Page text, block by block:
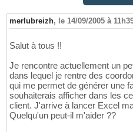
merlubreizh, le 14/09/2005 à
Salut à tous !!
Je rencontre actuellement un
dans lequel je rentre des
qui me permet de générer une
souhaiterais afficher dans les
client. J'arrive à lancer Excel
Quelqu'un peut-il m'aider ??